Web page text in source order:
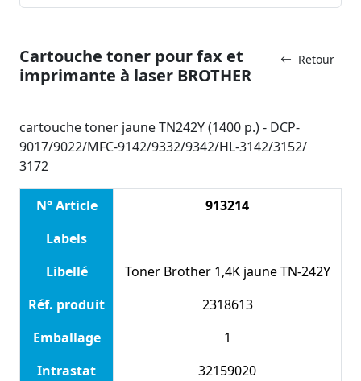
Retour
Cartouche toner pour fax et
imprimante à laser BROTHER
cartouche toner jaune TN242Y (1400 p.) - DCP-
9017/9022/MFC-9142/9332/9342/HL-3142/3152/
3172
N° Article
913214
Labels
Libellé
Toner Brother 1,4K jaune TN-242Y
Réf. produit
2318613
Emballage
1
Intrastat
32159020